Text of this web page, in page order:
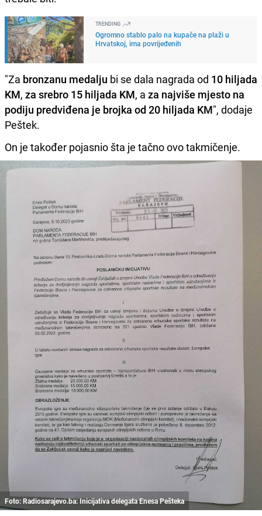
TRENDING
Ogromno stablo palo na kupače na plaži u
Hrvatskoj, ima povrijeđenih
"Za bronzanu medalju bi se dala nagrada od 10 hiljada
KM, za srebro 15 hiljada KM, a za najviše mjesto na
podiju predviđena je brojka od 20 hiljada KM", dodaje
Peštek.
On je također pojasnio šta je tačno ovo takmičenje.
Foto: Radiosarajevo.ba: Inicijativa delegata Enesa Pešteka